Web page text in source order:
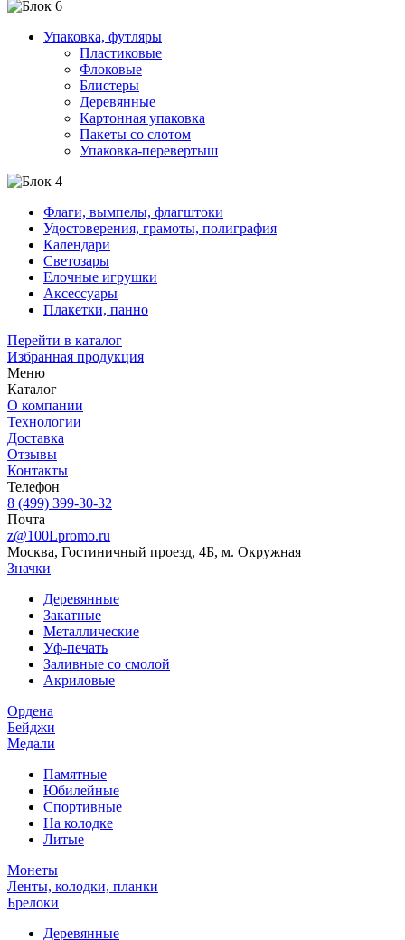
Упаковка, футляры
Пластиковые
Флоковые
Блистеры
Деревянные
Картонная упаковка
Пакеты со слотом
Упаковка-перевертыш
Флаги, вымпелы, флагштоки
Удостоверения, грамоты, полиграфия
Календари
Светозары
Елочные игрушки
Аксессуары
Плакетки, панно
Перейти в каталог
Избранная продукция
Меню
Каталог
О компании
Технологии
Доставка
Отзывы
Контакты
Телефон
8 (499) 399-30-32
Почта
z@100Lpromo.ru
Москва, Гостиничный проезд, 4Б, м. Окружная
Значки
Деревянные
Закатные
Металлические
Уф-печать
Заливные со смолой
Акриловые
Ордена
Бейджи
Медали
Памятные
Юбилейные
Спортивные
На колодке
Литые
Монеты
Ленты, колодки, планки
Брелоки
Деревянные